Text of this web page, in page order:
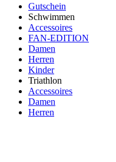
Gutschein
Schwimmen
Accessoires
FAN-EDITION
Damen
Herren
Kinder
Triathlon
Accessoires
Damen
Herren